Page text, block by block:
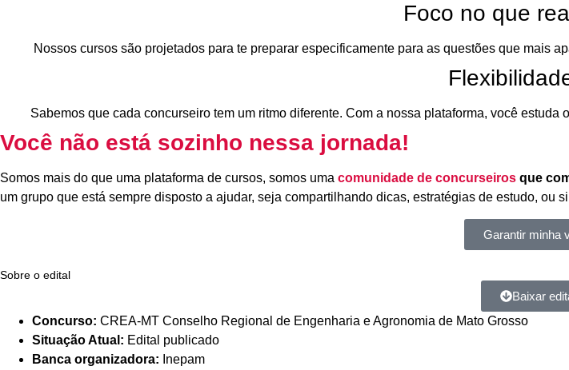
Foco no que
Nossos cursos são projetados para te preparar especificamente para as questões que mais
Sabemos que cada concurseiro tem um ritmo diferente. Com a nossa plataforma, você
Você não está sozinho nessa jornada!
Somos mais do que uma plataforma de cursos, somos uma comunidade de concurseiros que
um grupo que está sempre disposto a ajudar, seja compartilhando dicas, estratégias de estudo, ou
Garantir minha
Sobre o edital
Baixar
Concurso: CREA-MT Conselho Regional de Engenharia e Agronomia de Mato Grosso
Situação Atual: Edital publicado
Banca organizadora: Inepam